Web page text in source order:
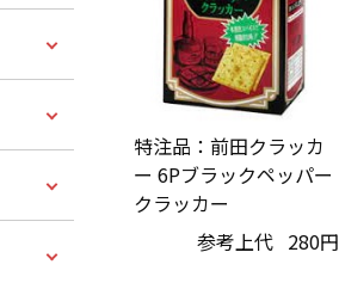
特注品：前田クラッカ
ー 6Pブラックペッパー
クラッカー
参考上代 280円